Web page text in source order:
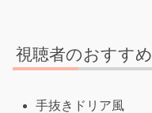
視聴者のおすすめ
手抜きドリア風